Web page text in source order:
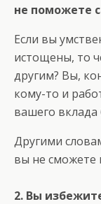
не поможете
Если вы
истощены, то
другим? Вы,
кому-то и
вашего
Другими
вы не сможете
2. Вы